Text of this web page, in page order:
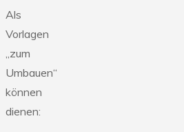
Als
Vorlagen
„zum
Umbauen“
können
dienen: